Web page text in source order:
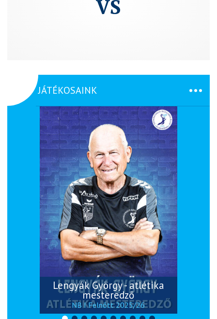
VS
JÁTÉKOSAINK
Lengyák György - atlétika
mesteredző
NB I Felnőtt 2025/26